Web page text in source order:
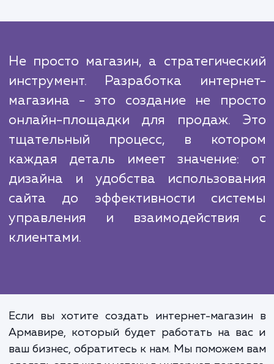
также возможности и ограничения
Конкурентоспособность интернет-
определяется не только его
характеристиками, но и тем,
отвечает потребностям и
покупателей. Создание успешного
магазина — это сочетание глубоких
области технологий и
пониманием целевой аудитории
потребностей.
Не просто магазин, а
инструмент. Разработка
магазина - это создание не